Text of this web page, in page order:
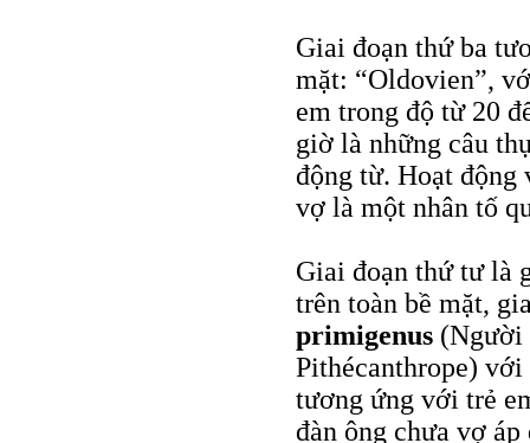
Giai đoạn thứ ba
mặt: “Oldovien”,
em trong độ từ 20
giờ là những câu
động từ. Hoạt động
vợ là một nhân tố
Giai đoạn thứ tư là
trên toàn bề mặt,
primigenus (Người
Pithécanthrope)
tương ứng với trẻ
đàn ông chưa vợ